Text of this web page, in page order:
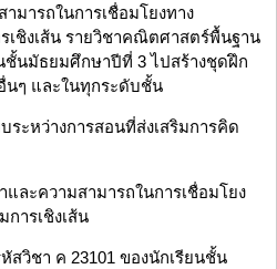
มารถในการเชื่อมโยงทาง
เชิงเส้น รายวิชาคณิตศาสตร์พื้นฐาน
ชั้นมัธยมศึกษาปีที่ 3 ไปสร้างชุดฝึก
นๆ และในทุกระดับชั้น
ระหว่างการสอนที่ส่งเสริมการคิด
ละความสามารถในการเชื่อมโยง
ารเชิงเส้น
วิชา ค 23101 ของนักเรียนชั้น